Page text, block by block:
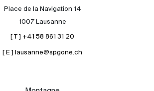
À propos
Place de la Navigation 14
1007 Lausanne
[ T ] +41 58 861 31 20
[ E ] lausanne@spgone.ch